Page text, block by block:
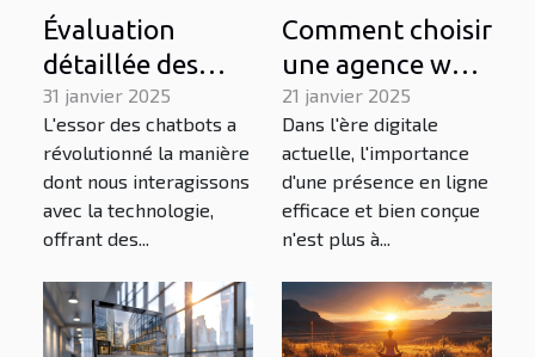
Évaluation
détaillée des
fonctionnalités
avancées des
chatbots en
français
31 janvier 2025
L'essor des chatbots a
révolutionné la manière
dont nous interagissons
avec la technologie,
offrant des...
Comment choisir
une agence web
pour développer
votre présence
en ligne
21 janvier 2025
Dans l'ère digitale
actuelle, l'importance
d'une présence en ligne
efficace et bien conçue
n'est plus à...